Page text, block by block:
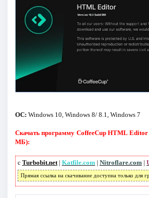
ОС: Windows 10, Windows 8/ 8.1, Windows 7
Скачать программу CoffeeCup HTML Editor
МБ):
с Turbobit.net| Katfile.com| Nitroflare.com|
Прямая ссылка на скачивание доступна только для